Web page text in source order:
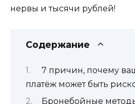
нервы и тысячи рублей!
Содержание
7 причин, почему
платёж может быть
Бронебойные